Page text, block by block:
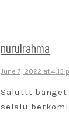
nurulrahma
June 7, 2022 at 4:15
Saluttt banget
selalu